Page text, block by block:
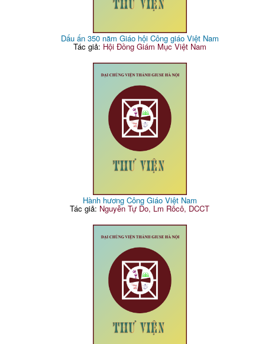
Dấu ấn 350 năm Giáo hội Công giáo Việt Nam
Tác giả: Hội Đồng Giám Mục Việt Nam
Hành hương Công Giáo Việt Nam
Tác giả: Nguyễn Tự Do, Lm Rôcô, DCCT